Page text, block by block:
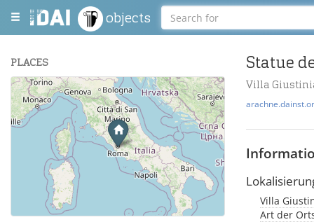
objects
PLACES
+
−
Leaflet | Maps and Data ©OpenStreetMap
Statue
Villa
Villa
Art der